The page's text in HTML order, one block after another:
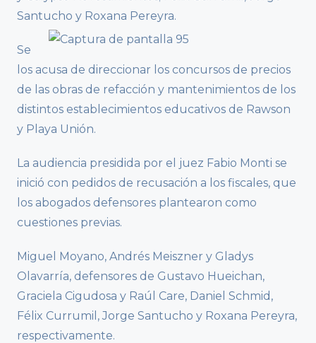
Santucho y Roxana Pereyra.
Se
los acusa de direccionar los concursos de precios
de las obras de refacción y mantenimientos de los
distintos establecimientos educativos de Rawson
y Playa Unión.
La audiencia presidida por el juez Fabio Monti se
inició con pedidos de recusación a los fiscales, que
los abogados defensores plantearon como
cuestiones previas.
Miguel Moyano, Andrés Meiszner y Gladys
Olavarría, defensores de Gustavo Hueichan,
Graciela Cigudosa y Raúl Care, Daniel Schmid,
Félix Currumil, Jorge Santucho y Roxana Pereyra,
respectivamente.